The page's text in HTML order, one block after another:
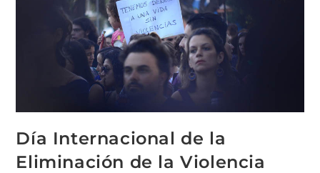
Día Internacional de la
Eliminación de la Violencia